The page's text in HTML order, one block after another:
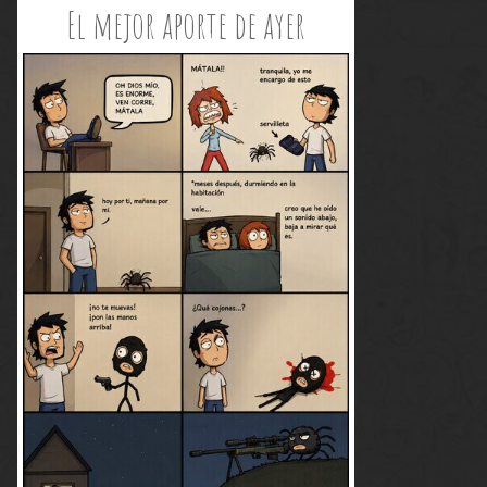
El mejor aporte de ayer